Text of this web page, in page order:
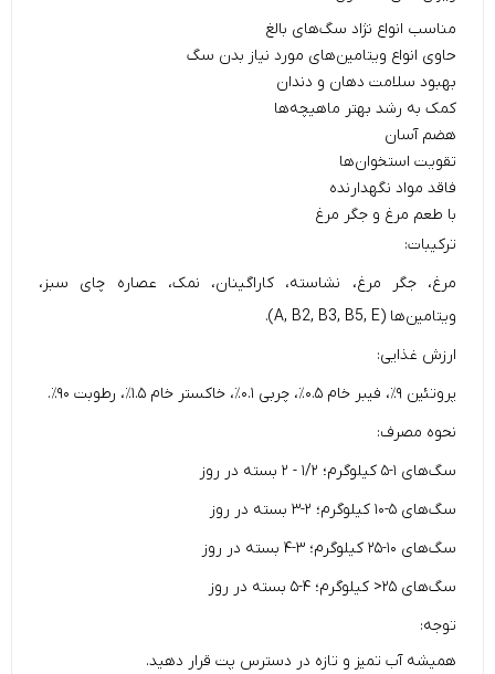
مناسب انواع نژاد سگ‌های بالغ
حاوی انواع ویتامین‌های مورد نیاز بدن سگ
بهبود سلامت دهان و دندان
کمک به رشد بهتر ماهیچه‌ها
هضم آسان
تقویت استخوان‌ها
فاقد مواد نگهدارنده
با طعم مرغ و جگر مرغ
ترکیبات:
مرغ، جگر مرغ، نشاسته، کاراگینان، نمک، عصاره چای سبز،
ویتامین‌ها (A, B2, B3, B5, E).
ارزش غذایی:
پروتئین ۹٪، فیبر خام ۰.۵٪، چربی ۰.۱٪، خاکستر خام ۱.۵٪، رطوبت ۹۰٪.
نحوه مصرف:
سگ‌های ۱-۵ کیلوگرم؛ ۱/۲ - ۲ بسته در روز
سگ‌های ۵-۱۰ کیلوگرم؛ ۲-۳ بسته در روز
سگ‌های ۱۰-۲۵ کیلوگرم؛ ۳-۴ بسته در روز
سگ‌های ۲۵< کیلوگرم؛ ۴-۵ بسته در روز
توجه:
همیشه آب تمیز و تازه در دسترس پت قرار دهید.